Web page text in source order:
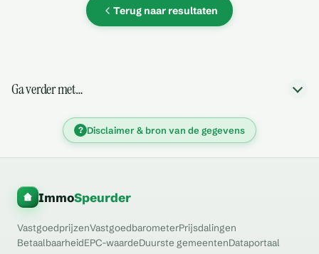
Terug naar resultaten
Ga verder met…
? Disclaimer & bron van de gegevens
ImmoSpeurder
VastgoedprijzenVastgoedbarometerPrijsdalingen
BetaalbaarheidEPC-waardeDuurste gemeentenDataportaal